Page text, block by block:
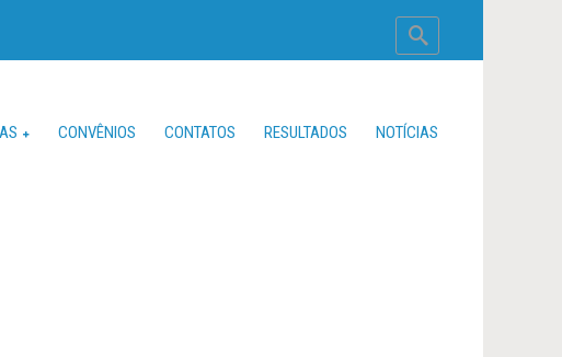
CONVÊNIOS CONTATOS RESULTADOS NOTÍCIAS